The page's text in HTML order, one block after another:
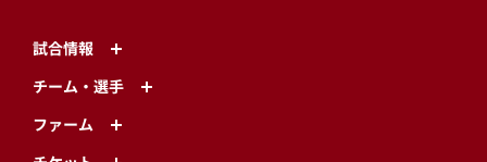
試合情報
チーム・選手
ファーム